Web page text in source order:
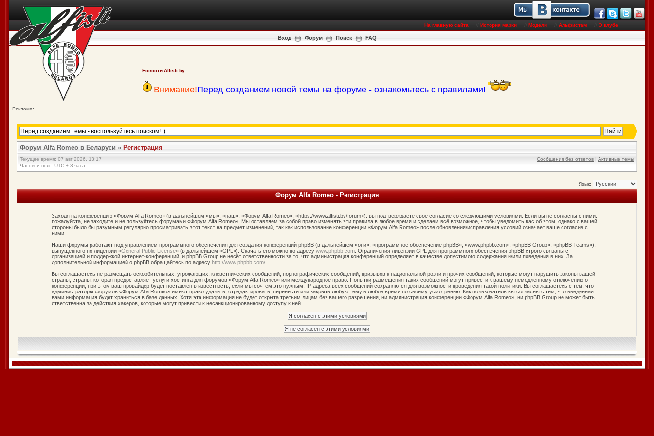
На главную сайта История марки Модели Альфистам О клубе
Вход Форум Поиск FAQ
Новости Alfisti.by
Внимание!Перед созданием новой темы на форуме - ознакомьтесь с правилами!
Реклама:
Форум Alfa Romeo в Беларуси » Регистрация
Текущее время: 07 авг 2026, 13:17
Часовой пояс: UTC + 3 часа
Сообщения без ответов | Активные темы
Язык:
Форум Alfa Romeo - Регистрация
Заходя на конференцию «Форум Alfa Romeo» (в дальнейшем «мы», «наш», «Форум Alfa Romeo», «https://www.alfisti.by/forum»), вы подтверждаете своё согласие со следующими условиями. Если вы не согласны с ними,
пожалуйста, не заходите и не пользуйтесь форумами «Форум Alfa Romeo». Мы оставляем за собой право изменять эти правила в любое время и сделаем всё возможное, чтобы уведомить вас об этом, однако с вашей
стороны было бы разумным регулярно просматривать этот текст на предмет изменений, так как использование конференции «Форум Alfa Romeo» после обновления/исправления условий означает ваше согласие с
ними.
Наши форумы работают под управлением программного обеспечения для создания конференций phpBB (в дальнейшем «они», «программное обеспечение phpBB», «www.phpbb.com», «phpBB Group», «phpBB Teams»),
выпущенного по лицензии «General Public License» (в дальнейшем «GPL»). Скачать его можно по адресу www.phpbb.com. Ограничения лицензии GPL для программного обеспечения phpBB строго связаны с
организацией и поддержкой интернет-конференций, и phpBB Group не несёт ответственности за то, что администрация конференций определяет в качестве допустимого содержания и/или поведения в них. За
дополнительной информацией о phpBB обращайтесь по адресу http://www.phpbb.com/.
Вы соглашаетесь не размещать оскорбительных, угрожающих, клеветнических сообщений, порнографических сообщений, призывов к национальной розни и прочих сообщений, которые могут нарушить законы вашей
страны, страны, которая предоставляет услуги хостинга для форумов «Форум Alfa Romeo» или международное право. Попытки размещения таких сообщений могут привести к вашему немедленному отключению от
конференции, при этом ваш провайдер будет поставлен в известность, если мы сочтём это нужным. IP-адреса всех сообщений сохраняются для возможности проведения такой политики. Вы соглашаетесь с тем, что
администраторы форумов «Форум Alfa Romeo» имеют право удалить, отредактировать, перенести или закрыть любую тему в любое время по своему усмотрению. Как пользователь вы согласны с тем, что введённая
вами информация будет храниться в базе данных. Хотя эта информация не будет открыта третьим лицам без вашего разрешения, ни администрация конференции «Форум Alfa Romeo», ни phpBB Group не может быть
ответственна за действия хакеров, которые могут привести к несанкционированному доступу к ней.